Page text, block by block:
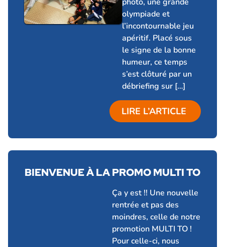
olympiade et
l’incontournable jeu
apéritif. Placé sous
le signe de la bonne
humeur, ce temps
s’est clôturé par un
débriefing sur […]
LIRE L’ARTICLE
BIENVENUE À LA PROMO MULTI TO
Ça y est !! Une nouvelle
rentrée et pas des
moindres, celle de notre
promotion MULTI TO !
Pour celle-ci, nous